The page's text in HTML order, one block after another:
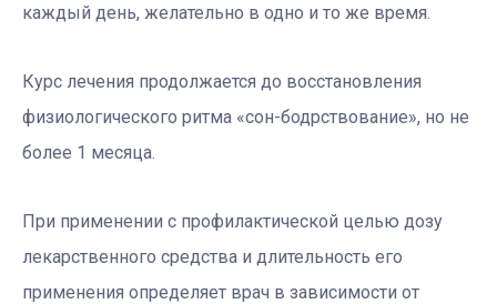
каждый день, желательно в одно и то же время.
Курс лечения продолжается до восстановления
физиологического ритма «сон-бодрствование», но не
более 1 месяца.
При применении с профилактической целью дозу
лекарственного средства и длительность его
применения определяет врач в зависимости от